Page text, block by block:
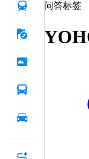
问答标签